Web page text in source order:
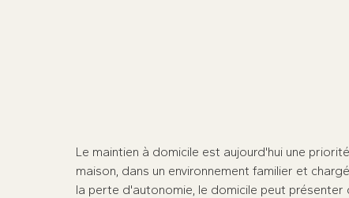
Le maintien à domicile est aujourd'hui une
maison, dans un environnement familier et
la perte d'autonomie, le domicile peut